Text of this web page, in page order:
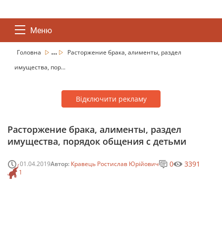
Меню
Головна ...
Расторжение брака, алименты, раздел
имущества, пор...
Відключити рекламу
Расторжение брака, алименты, раздел
имущества, порядок общения с детьми
01.04.2019Автор: Кравець Ростислав Юрійович
1
0 3391